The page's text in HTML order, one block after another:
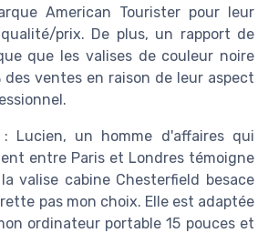
American Tourister pour leur
prix. De plus, un rapport de
que les valises de couleur noire
des ventes en raison de leur aspect
: Lucien, un homme d'affaires qui
entre Paris et Londres témoigne
valise cabine Chesterfield besace
pas mon choix. Elle est adaptée
ordinateur portable 15 pouces et